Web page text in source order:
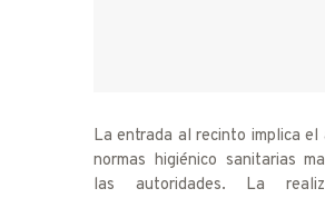
La entrada al recinto implica el
normas higiénico sanitarias
las autoridades. La